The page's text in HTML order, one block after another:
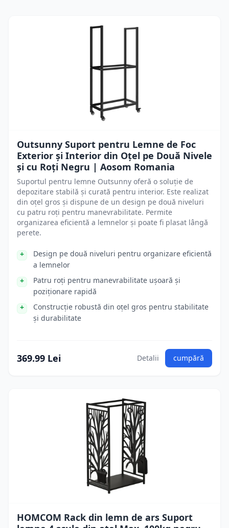
Outsunny Suport pentru Lemne de Foc
Exterior și Interior din Oțel pe Două Nivele
și cu Roți Negru | Aosom Romania
Suportul pentru lemne Outsunny oferă o soluție de
depozitare stabilă și curată pentru interior. Este realizat
din oțel gros și dispune de un design pe două niveluri
cu patru roți pentru manevrabilitate. Permite
organizarea eficientă a lemnelor și poate fi plasat lângă
perete.
Design pe două niveluri pentru organizare eficientă
a lemnelor
Patru roți pentru manevrabilitate ușoară și
poziționare rapidă
Construcție robustă din oțel gros pentru stabilitate
și durabilitate
369.99 Lei Detalii cumpără
HOMCOM Rack din lemn de ars Suport